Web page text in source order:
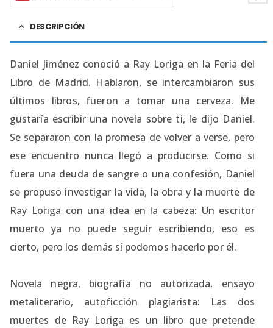
DESCRIPCIÓN
Daniel Jiménez conoció a Ray Loriga en la Feria del
Libro de Madrid. Hablaron, se intercambiaron sus
últimos libros, fueron a tomar una cerveza. Me
gustaría escribir una novela sobre ti, le dijo Daniel.
Se separaron con la promesa de volver a verse, pero
ese encuentro nunca llegó a producirse. Como si
fuera una deuda de sangre o una confesión, Daniel
se propuso investigar la vida, la obra y la muerte de
Ray Loriga con una idea en la cabeza: Un escritor
muerto ya no puede seguir escribiendo, eso es
cierto, pero los demás sí podemos hacerlo por él.
Novela negra, biografía no autorizada, ensayo
metaliterario, autoficción plagiarista: Las dos
muertes de Ray Loriga es un libro que pretende